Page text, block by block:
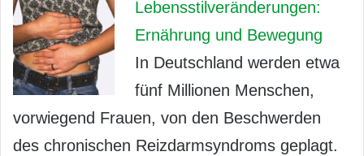
Lebensstilveränderungen:
Ernährung und Bewegung
In Deutschland werden etwa
fünf Millionen Menschen,
vorwiegend Frauen, von den Beschwerden
des chronischen Reizdarmsyndroms geplagt.